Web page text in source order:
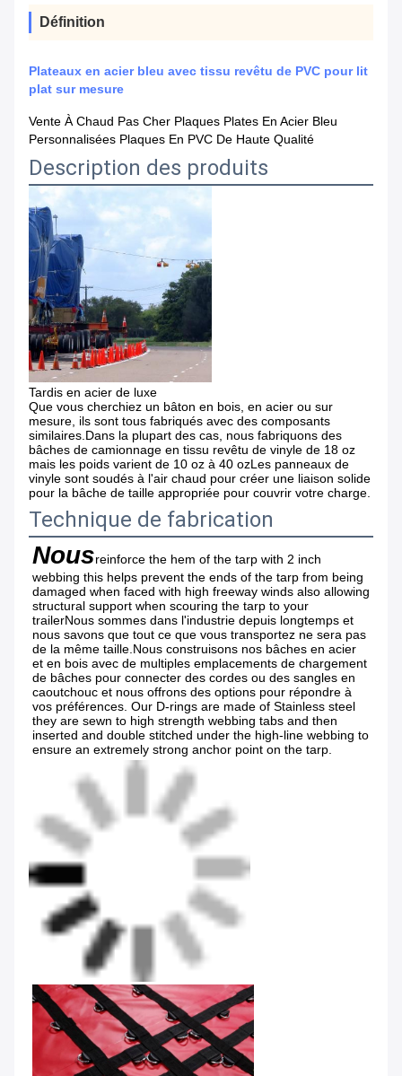
Définition
Plateaux en acier bleu avec tissu revêtu de PVC pour lit
plat sur mesure
Vente À Chaud Pas Cher Plaques Plates En Acier Bleu
Personnalisées Plaques En PVC De Haute Qualité
Description des produits
Tardis en acier de luxe
Que vous cherchiez un bâton en bois, en acier ou sur
mesure, ils sont tous fabriqués avec des composants
similaires.Dans la plupart des cas, nous fabriquons des
bâches de camionnage en tissu revêtu de vinyle de 18 oz
mais les poids varient de 10 oz à 40 ozLes panneaux de
vinyle sont soudés à l'air chaud pour créer une liaison solide
pour la bâche de taille appropriée pour couvrir votre charge.
Technique de fabrication
Nousreinforce the hem of the tarp with 2 inch
webbing this helps prevent the ends of the tarp from being
damaged when faced with high freeway winds also allowing
structural support when scouring the tarp to your
trailerNous sommes dans l'industrie depuis longtemps et
nous savons que tout ce que vous transportez ne sera pas
de la même taille.Nous construisons nos bâches en acier
et en bois avec de multiples emplacements de chargement
de bâches pour connecter des cordes ou des sangles en
caoutchouc et nous offrons des options pour répondre à
vos préférences. Our D-rings are made of Stainless steel
they are sewn to high strength webbing tabs and then
inserted and double stitched under the high-line webbing to
ensure an extremely strong anchor point on the tarp.